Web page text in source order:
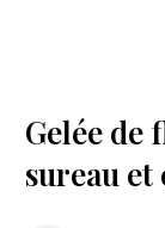
Gelée de
sureau